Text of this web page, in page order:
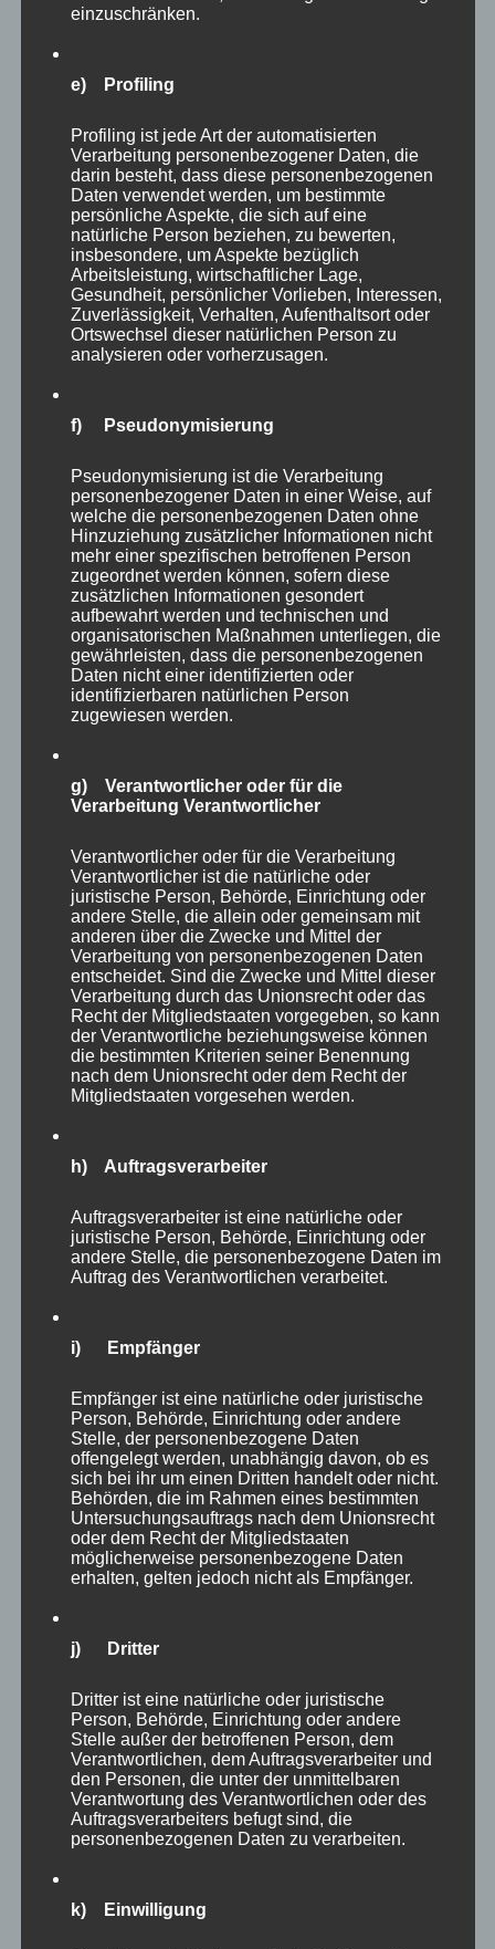
Viele Wasservögel bekommt man in einer
begehbaren Voliere geboten, die mit einer
netten Bank geradezu dazu einlädt, dort Platz
zu nehmen und eine Weile in mitten der
vielfältigen Vögel zu verweilen. Bei meinem
Besuch saßen leider schon zwei Damen auf der
Bank… :).
Eine weitere große Voliere, die leider nicht
begehbar war, präsentierte Löffler, Kraniche,
Storche und weitere Vögel.
Nach fünf Stunden waren meine Beine langsam
müde und so habe ich viele Tiere nicht mehr
Besuch erledigt werden. Auf dem Weg lagen
allerdings nochDachs
einzuschränken.
e) Profiling
Profiling ist jede Art der automatisierten
Verarbeitung personenbezogener Daten, die
darin besteht, dass diese personenbezogenen
Daten verwendet werden, um bestimmte
persönliche Aspekte, die sich auf eine
natürliche Person beziehen, zu bewerten,
insbesondere, um Aspekte bezüglich
Arbeitsleistung, wirtschaftlicher Lage,
Gesundheit, persönlicher Vorlieben, Interessen,
Zuverlässigkeit, Verhalten, Aufenthaltsort oder
Ortswechsel dieser natürlichen Person zu
analysieren oder vorherzusagen.
f) Pseudonymisierung
Pseudonymisierung ist die Verarbeitung
personenbezogener Daten in einer Weise, auf
welche die personenbezogenen Daten ohne
Hinzuziehung zusätzlicher Informationen nicht
mehr einer spezifischen betroffenen Person
zugeordnet werden können, sofern diese
zusätzlichen Informationen gesondert
aufbewahrt werden und technischen und
organisatorischen Maßnahmen unterliegen, die
gewährleisten, dass die personenbezogenen
Daten nicht einer identifizierten oder
identifizierbaren natürlichen Person
zugewiesen werden.
g) Verantwortlicher oder für die
Verarbeitung Verantwortlicher
Verantwortlicher oder für die Verarbeitung
Verantwortlicher ist die natürliche oder
juristische Person, Behörde, Einrichtung oder
andere Stelle, die allein oder gemeinsam mit
anderen über die Zwecke und Mittel der
Verarbeitung von personenbezogenen Daten
entscheidet. Sind die Zwecke und Mittel dieser
Verarbeitung durch das Unionsrecht oder das
Recht der Mitgliedstaaten vorgegeben, so kann
der Verantwortliche beziehungsweise können
die bestimmten Kriterien seiner Benennung
nach dem Unionsrecht oder dem Recht der
Mitgliedstaaten vorgesehen werden.
h) Auftragsverarbeiter
Auftragsverarbeiter ist eine natürliche oder
juristische Person, Behörde, Einrichtung oder
andere Stelle, die personenbezogene Daten im
Auftrag des Verantwortlichen verarbeitet.
i) Empfänger
Empfänger ist eine natürliche oder juristische
Person, Behörde, Einrichtung oder andere
Stelle, der personenbezogene Daten
offengelegt werden, unabhängig davon, ob es
sich bei ihr um einen Dritten handelt oder nicht.
Behörden, die im Rahmen eines bestimmten
Untersuchungsauftrags nach dem Unionsrecht
oder dem Recht der Mitgliedstaaten
möglicherweise personenbezogene Daten
erhalten, gelten jedoch nicht als Empfänger.
j) Dritter
Dritter ist eine natürliche oder juristische
Person, Behörde, Einrichtung oder andere
Stelle außer der betroffenen Person, dem
Verantwortlichen, dem Auftragsverarbeiter und
den Personen, die unter der unmittelbaren
Verantwortung des Verantwortlichen oder des
Auftragsverarbeiters befugt sind, die
personenbezogenen Daten zu verarbeiten.
k) Einwilligung